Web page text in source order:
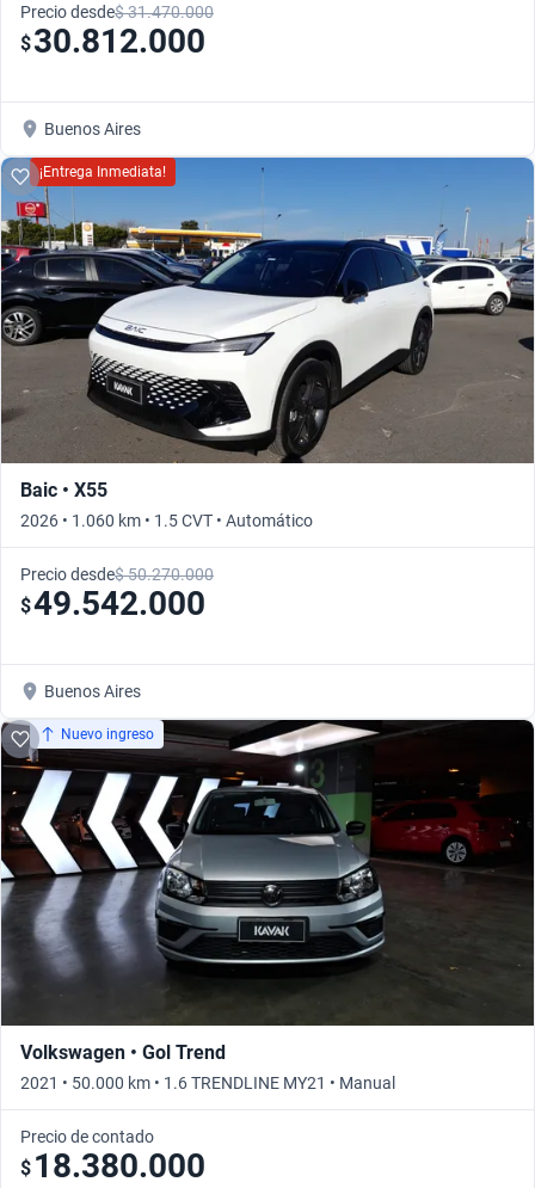
Precio desde$ 31.470.000
$30.812.000
Buenos Aires
¡Entrega Inmediata!
Baic • X55
2026 • 1.060 km • 1.5 CVT • Automático
Precio desde$ 50.270.000
$49.542.000
Buenos Aires
Nuevo ingreso
Volkswagen • Gol Trend
2021 • 50.000 km • 1.6 TRENDLINE MY21 • Manual
Precio de contado
$ 18.380.000